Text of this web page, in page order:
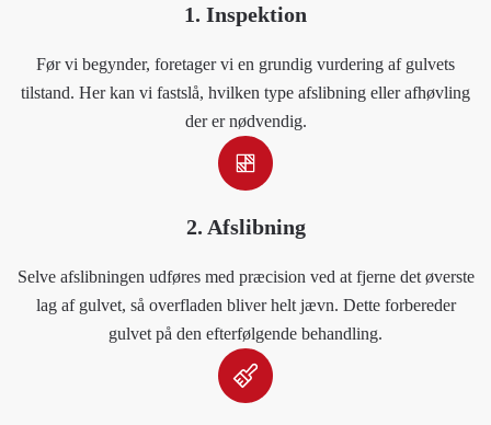
1. Inspektion
Før vi begynder, foretager vi en grundig vurdering af gulvets
tilstand. Her kan vi fastslå, hvilken type afslibning eller afhøvling
der er nødvendig.
2. Afslibning
Selve afslibningen udføres med præcision ved at fjerne det øverste
lag af gulvet, så overfladen bliver helt jævn. Dette forbereder
gulvet på den efterfølgende behandling.